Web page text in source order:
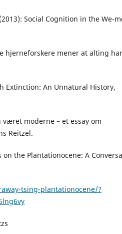
Social Cognition in the We-
hjerneforskere mener at alting
Extinction: An Unnatural History,
moderne – et essay om
Reitzel.
the Plantationocene: A
tsing-plantationocene/?